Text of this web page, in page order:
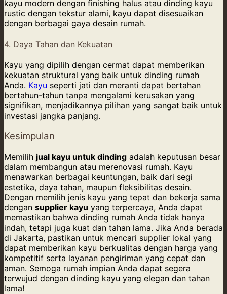
kayu modern dengan finishing halus atau dinding kayu
rustic dengan tekstur alami, kayu dapat disesuaikan
dengan berbagai gaya desain rumah.
4. Daya Tahan dan Kekuatan
Kayu yang dipilih dengan cermat dapat memberikan
kekuatan struktural yang baik untuk dinding rumah
Anda. Kayu seperti jati dan meranti dapat bertahan
bertahun-tahun tanpa mengalami kerusakan yang
signifikan, menjadikannya pilihan yang sangat baik untuk
investasi jangka panjang.
Kesimpulan
Memilih jual kayu untuk dinding adalah keputusan besar
dalam membangun atau merenovasi rumah. Kayu
menawarkan berbagai keuntungan, baik dari segi
estetika, daya tahan, maupun fleksibilitas desain.
Dengan memilih jenis kayu yang tepat dan bekerja sama
dengan supplier kayu yang terpercaya, Anda dapat
memastikan bahwa dinding rumah Anda tidak hanya
indah, tetapi juga kuat dan tahan lama. Jika Anda berada
di Jakarta, pastikan untuk mencari supplier lokal yang
dapat memberikan kayu berkualitas dengan harga yang
kompetitif serta layanan pengiriman yang cepat dan
aman. Semoga rumah impian Anda dapat segera
terwujud dengan dinding kayu yang elegan dan tahan
lama!